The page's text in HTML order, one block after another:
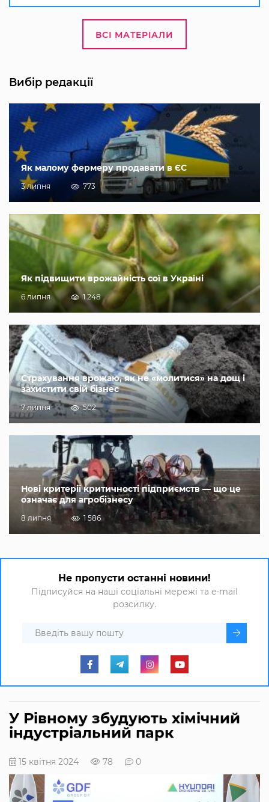
ВСІ МАТЕРІАЛИ
Вибір редакції
Як малому фермеру продавати в ЄС
3 липня 773
Як підвищити врожайність сої в Україні
6 липня 1 248
Страхування врожаю, як не «молитися» на дощ і
захистити свій бізнес
7 липня 502
Нові критерії критичності підприємств — що це
означає для агробізнесу
8 липня 1 586
Не пропусти останні новини!
Підписуйся на наші соціальні мережі та e-mail
розсилку.
У Рівному збудують хімічний
індустріальний парк
15 квітня 2024 78 0